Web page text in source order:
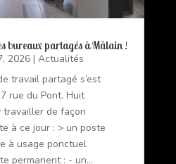
bureaux partagés à Mâlain !
2026| Actualités
travail partagé s’est
rue du Pont. Huit
travailler de façon
à ce jour : > un poste
à usage ponctuel
permanent : - un...